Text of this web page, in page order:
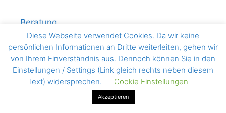
Beratung
Betrugsbekämpfung
Bilanzierung
Buchhaltung
Coronavirus
Diese Webseite verwendet Cookies. Da wir keine
persönlichen Informationen an Dritte weiterleiten, gehen wir
von Ihrem Einverständnis aus. Dennoch können Sie in den
Einstellungen / Settings (Link gleich rechts neben diesem
Text) widersprechen.
Cookie Einstellungen
Akzeptieren